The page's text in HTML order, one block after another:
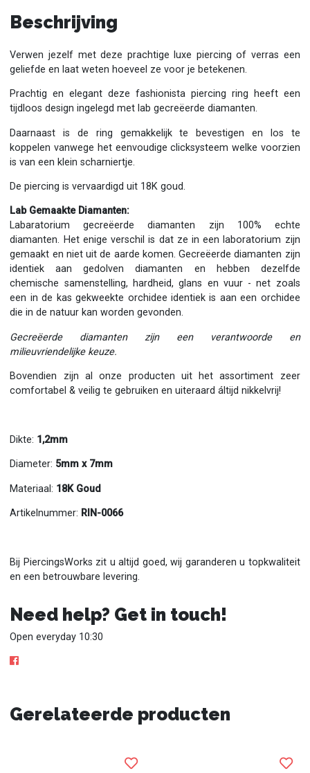
Beschrijving
Verwen jezelf met deze prachtige luxe piercing of verras een
geliefde en laat weten hoeveel ze voor je betekenen.
Prachtig en elegant deze fashionista piercing ring heeft een
tijdloos design ingelegd met lab gecreëerde diamanten.
Daarnaast is de ring gemakkelijk te bevestigen en los te
koppelen vanwege het eenvoudige clicksysteem welke voorzien
is van een klein scharniertje.
De piercing is vervaardigd uit 18K goud.
Lab Gemaakte Diamanten:
Labaratorium gecreëerde diamanten zijn 100% echte
diamanten. Het enige verschil is dat ze in een laboratorium zijn
gemaakt en niet uit de aarde komen. Gecreëerde diamanten zijn
identiek aan gedolven diamanten en hebben dezelfde
chemische samenstelling, hardheid, glans en vuur - net zoals
een in de kas gekweekte orchidee identiek is aan een orchidee
die in de natuur kan worden gevonden.
Gecreëerde diamanten zijn een verantwoorde en
milieuvriendelijke keuze.
Bovendien zijn al onze producten uit het assortiment zeer
comfortabel & veilig te gebruiken en uiteraard áltijd nikkelvrij!
Dikte: 1,2mm
Diameter: 5mm x 7mm
Materiaal: 18K Goud
Artikelnummer: RIN-0066
Bij PiercingsWorks zit u altijd goed, wij garanderen u topkwaliteit
en een betrouwbare levering.
Need help? Get in touch!
Open everyday 10:30
Gerelateerde producten